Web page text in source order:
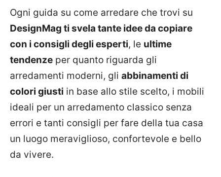
Ogni guida su come arredare che trovi su
DesignMag ti svela tante idee da copiare
con i consigli degli esperti, le ultime
tendenze per quanto riguarda gli
arredamenti moderni, gli abbinamenti di
colori giusti in base allo stile scelto, i mobili
ideali per un arredamento classico senza
errori e tanti consigli per fare della tua casa
un luogo meraviglioso, confortevole e bello
da vivere.